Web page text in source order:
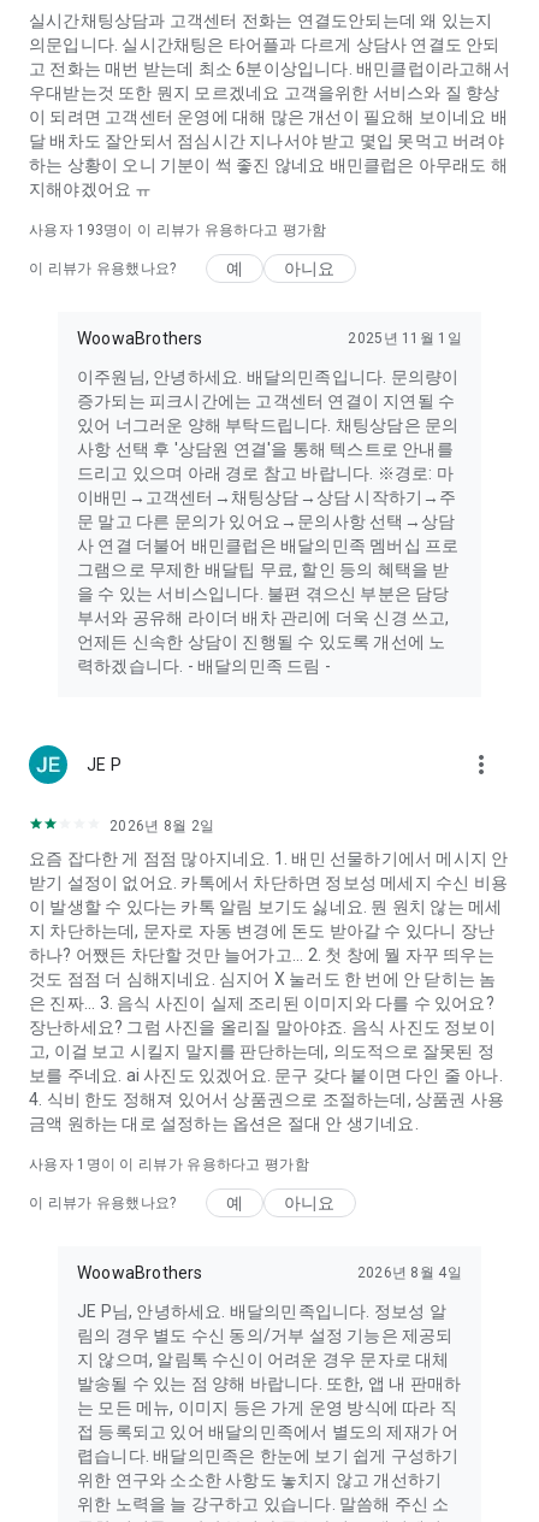
※ 배민클럽 라운지는 배민클럽 가입 고객님만 이용 가능하며, 혜
택은 당사 사정에 따라 사전 고지 없이 제한, 변경 또는 조기 종료
될 수 있어요.
※ 배민클럽 프로모션은 당사 사정에 따라 변경 또는 종료될 수
있어요.
[배달의민족 SNS]
- 인스타그램: http://instagram.com/baemin_official
- 유튜브: https://www.youtube.com/@baemin_official
배달의민족에서는 서비스 제공을 위해 아래의 접근 권한을 필요
- 저장 공간: 사진 리뷰 및 프로필 이미지 첨부, 채팅 상담 이미지
첨부, 영수증 이미지 저장
- 위치: 현재 위치 자동 수신
- 카메라: 주문 시 QR 코드 스캔, 본인확인 시 신분증 촬영
- 주소록: 선물하기 시 연락처 목록 불러오기
- 생체 인증(지문 등): 배민페이 비밀번호 입력 대체
- 마이크, 근처 기기 권한, 전화: 배민 안심콜 통화 발신/수신 기능
위 접근 권한은 특정 기능을 사용할 때 허용이 필요하며, 허용에
동의하지 않으셔도 배달의민족을 이용하실 수 있습니다.
고객센터(대표): 1600-0987 (24시간 운영, 연중무휴)
고객센터(B마트): 1600-0025 (오전 06:00~익일 새벽 01:00)
----
개발자 연락처 :
송파구 위례성대로2(방이동, 장은빌딩)
실시간채팅상담과 고객센터 전화는 연결도안되는데 왜 있는지
의문입니다. 실시간채팅은 타어플과 다르게 상담사 연결도 안되
고 전화는 매번 받는데 최소 6분이상입니다. 배민클럽이라고해서
우대받는것 또한 뭔지 모르겠네요 고객을위한 서비스와 질 향상
이 되려면 고객센터 운영에 대해 많은 개선이 필요해 보이네요 배
달 배차도 잘안되서 점심시간 지나서야 받고 몇입 못먹고 버려야
하는 상황이 오니 기분이 썩 좋진 않네요 배민클럽은 아무래도 해
지해야겠어요 ㅠ
사용자 193명이 이 리뷰가 유용하다고 평가함
이 리뷰가 유용했나요? 예 아니요
WoowaBrothers 2025년 11월 1일
이주원님, 안녕하세요. 배달의민족입니다. 문의량이
증가되는 피크시간에는 고객센터 연결이 지연될 수
있어 너그러운 양해 부탁드립니다. 채팅상담은 문의
사항 선택 후 '상담원 연결'을 통해 텍스트로 안내를
드리고 있으며 아래 경로 참고 바랍니다. ※경로: 마
이배민→고객센터→채팅상담→상담 시작하기→주
문 말고 다른 문의가 있어요→문의사항 선택→상담
사 연결 더불어 배민클럽은 배달의민족 멤버십 프로
그램으로 무제한 배달팁 무료, 할인 등의 혜택을 받
을 수 있는 서비스입니다. 불편 겪으신 부분은 담당
부서와 공유해 라이더 배차 관리에 더욱 신경 쓰고,
언제든 신속한 상담이 진행될 수 있도록 개선에 노
력하겠습니다. - 배달의민족 드림 -
JE P more_vert
2026년 8월 2일
요즘 잡다한 게 점점 많아지네요. 1. 배민 선물하기에서 메시지 안
받기 설정이 없어요. 카톡에서 차단하면 정보성 메세지 수신 비용
이 발생할 수 있다는 카톡 알림 보기도 싫네요. 뭔 원치 않는 메세
지 차단하는데, 문자로 자동 변경에 돈도 받아갈 수 있다니 장난
하나? 어쨌든 차단할 것만 늘어가고... 2. 첫 창에 뭘 자꾸 띄우는
것도 점점 더 심해지네요. 심지어 X 눌러도 한 번에 안 닫히는 놈
은 진짜... 3. 음식 사진이 실제 조리된 이미지와 다를 수 있어요?
장난하세요? 그럼 사진을 올리질 말아야죠. 음식 사진도 정보이
고, 이걸 보고 시킬지 말지를 판단하는데, 의도적으로 잘못된 정
보를 주네요. ai 사진도 있겠어요. 문구 갖다 붙이면 다인 줄 아나.
4. 식비 한도 정해져 있어서 상품권으로 조절하는데, 상품권 사용
금액 원하는 대로 설정하는 옵션은 절대 안 생기네요.
사용자 1명이 이 리뷰가 유용하다고 평가함
이 리뷰가 유용했나요? 예 아니요
WoowaBrothers 2026년 8월 4일
JE P님, 안녕하세요. 배달의민족입니다. 정보성 알
림의 경우 별도 수신 동의/거부 설정 기능은 제공되
지 않으며, 알림톡 수신이 어려운 경우 문자로 대체
발송될 수 있는 점 양해 바랍니다. 또한, 앱 내 판매하
는 모든 메뉴, 이미지 등은 가게 운영 방식에 따라 직
접 등록되고 있어 배달의민족에서 별도의 제재가 어
렵습니다. 배달의민족은 한눈에 보기 쉽게 구성하기
위한 연구와 소소한 사항도 놓치지 않고 개선하기
위한 노력을 늘 강구하고 있습니다. 말씀해 주신 소